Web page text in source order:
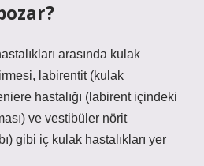
arasında kulak
labirentit (kulak
hastalığı (labirent içindeki
ve vestibüler nörit
gibi iç kulak hastalıkları yer